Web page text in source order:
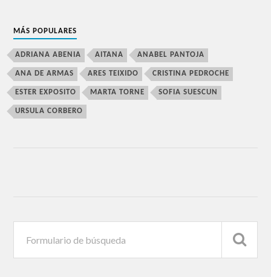
MÁS POPULARES
ADRIANA ABENIA AITANA ANABEL PANTOJA
ANA DE ARMAS ARES TEIXIDO CRISTINA PEDROCHE
ESTER EXPOSITO MARTA TORNE SOFIA SUESCUN
URSULA CORBERO